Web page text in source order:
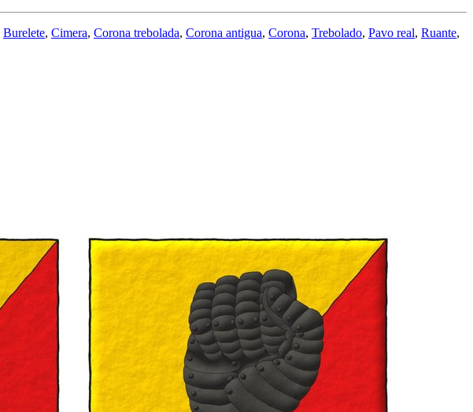
Burelete, Cimera, Corona trebolada, Corona antigua, Corona, Trebolado, Pavo real, Ruante,